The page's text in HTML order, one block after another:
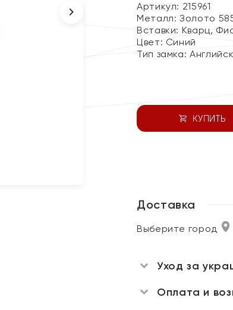
Артикул: 215961
Металл:Золото
Вставки: Кварц,
Цвет: Синий
Тип замка:
КУПИТЬ
Доставка
Выберите город
Уход за
Оплата и